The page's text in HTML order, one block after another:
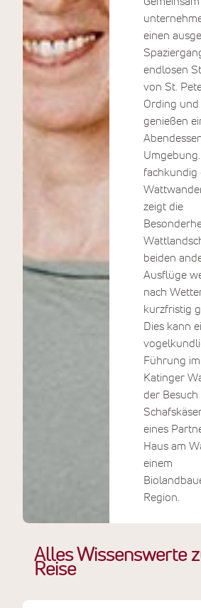
Wege zur
inneren Ruhe
und körperlichen
Regeneration.
Im weitläufigen
Garten mit
Teichbiotop und
finden Sie Ihren
am Teich lädt zur
Alles Wissenswerte
Reise
einen
endlosen
von St.
Ording und
genießen
fachkundig
zeigt die
beiden
Ausflüge
nach
kurzfristig
Dies kann
Führung im
Katinger
der Besuch
eines
Haus am
einem
Region.